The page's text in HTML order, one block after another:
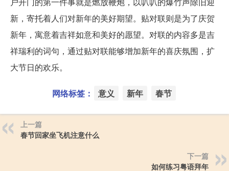
新，寄托着人们对新年的美好期望。贴对联则是为了庆贺
新年，寓意着吉祥如意和美好的愿望。对联的内容多是吉
祥瑞利的词句，通过贴对联能够增加新年的喜庆氛围，扩
大节日的欢乐。
网络标签： 意义 新年 春节
上一篇
春节回家坐飞机注意什么
下一篇
如何练习粤语拜年